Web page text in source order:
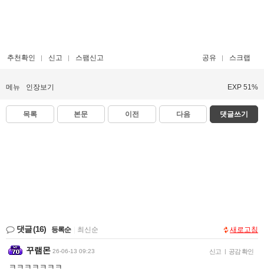
추천확인 신고 스팸신고 공유 스크랩
메뉴 인장보기 EXP 51%
목록 본문 이전 다음 댓글쓰기
댓글(16) 등록순 최신순 새로고침
꾸램몬 26-06-13 09:23 신고 | 공감 확인
ㅋㅋㅋㅋㅋㅋㅋ